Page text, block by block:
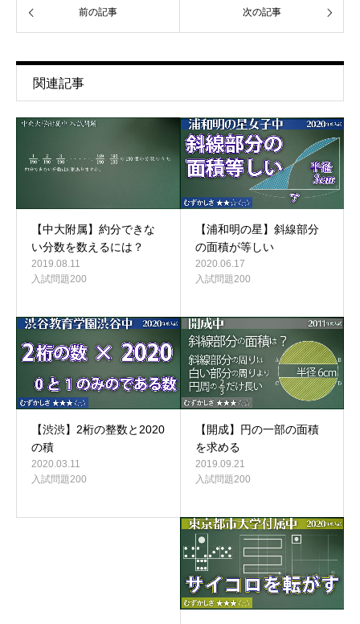
前の記事 次の記事
関連記事
【中大附属】約分できな
い分数を数えるには？
2019.08.11
入試問題200
【浦和明の星】斜線部分
の面積が等しい
2020.06.17
入試問題200
【渋渋】2桁の整数と2020
の積
2020.03.11
入試問題200
【開成】円の一部の面積
を求める
2019.09.21
入試問題200